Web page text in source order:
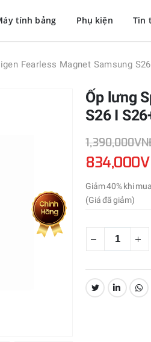
tính bảng Phụ kiện Tin
Fearless Magnet Samsung
Ốp lưng
S26 I
Giảm 40% khi
(Giá đã giảm)
CHIA SẺ: